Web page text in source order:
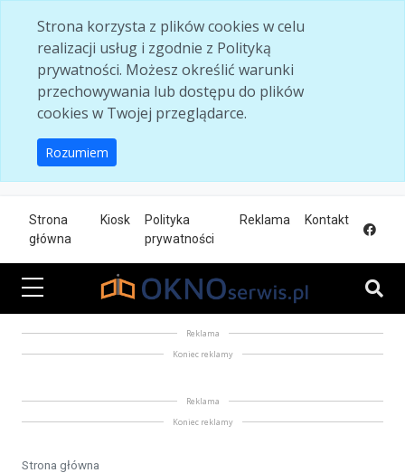
Strona korzysta z plików cookies w celu
realizacji usług i zgodnie z Polityką
prywatności. Możesz określić warunki
przechowywania lub dostępu do plików
cookies w Twojej przeglądarce.
Rozumiem
Strona
główna
Kiosk
Polityka
prywatności
Reklama Kontakt
Reklama
Koniec reklamy
Reklama
Koniec reklamy
Strona główna